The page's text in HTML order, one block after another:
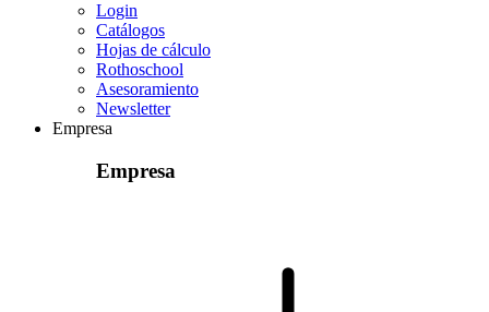
Login
Catálogos
Hojas de cálculo
Rothoschool
Asesoramiento
Newsletter
Empresa
Empresa